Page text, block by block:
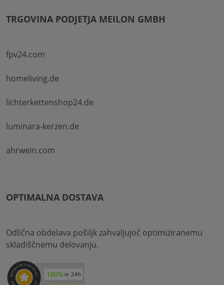
TRGOVINA PODJETJA MEILON GMBH
fpv24.com
homeliving.de
lichterkettenshop24.de
luminara-kerzen.de
ahrwein.com
OPTIMALNA DOSTAVA
Odlična obdelava pošiljk zahvaljujoč optimiziranemu
skladiščnemu delovanju.